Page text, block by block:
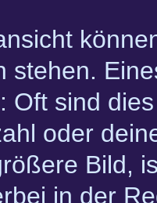
stehen.
Oft sind
oder
Bild,
in der